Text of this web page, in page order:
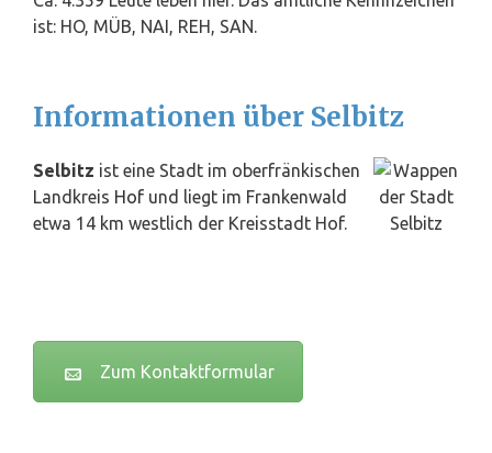
ist: HO, MÜB, NAI, REH, SAN.
Informationen über Selbitz
Selbitz ist eine Stadt im oberfränkischen
Landkreis Hof und liegt im Frankenwald
etwa 14 km westlich der Kreisstadt Hof.
Zum Kontaktformular